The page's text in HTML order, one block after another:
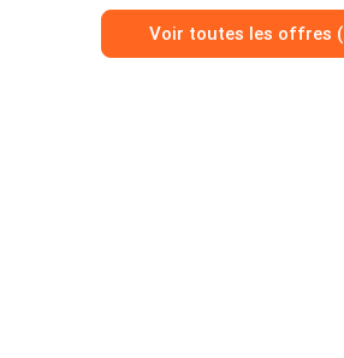
Voir toutes les offres